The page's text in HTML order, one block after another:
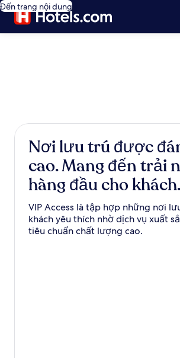
Đến trang nội dung
Nơi lưu trú được
cao. Mang đến trải
hàng đầu cho khách.
VIP Access là tập hợp những nơi
khách yêu thích nhờ dịch vụ xuất
tiêu chuẩn chất lượng cao.